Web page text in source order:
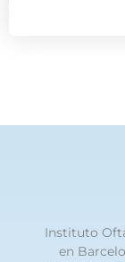
Instituto
en